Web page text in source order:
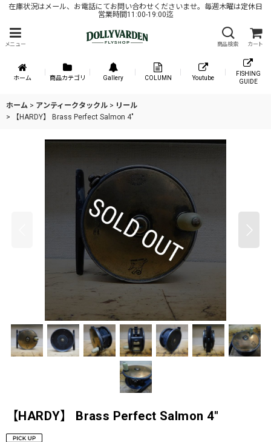
在庫状況はメール、お電話にてお問い合わせくださいませ。毎週木曜は定休日
営業時間11:00-19:00迄
メニュー 商品検索 カート
ホーム 商品カテゴリ Gallery COLUMN Youtube
FISHING
GUIDE
ホーム > アンティークタックル > リール
>
【HARDY】 Brass Perfect Salmon 4"
【HARDY】 Brass Perfect Salmon 4"